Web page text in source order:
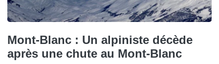
Mont-Blanc : Un alpiniste décède
après une chute au Mont-Blanc